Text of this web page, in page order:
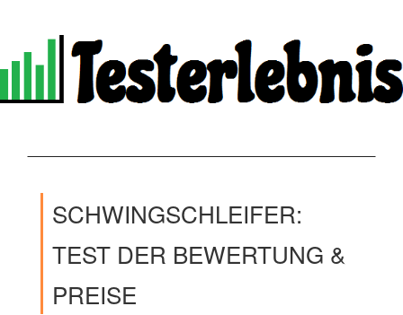
SCHWINGSCHLEIFER:
TEST DER BEWERTUNG &
PREISE